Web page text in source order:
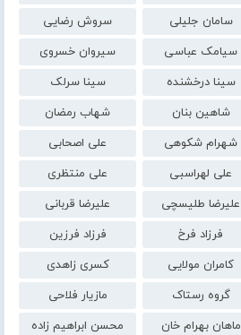
سامان جلیلی
سروش رضایی
سیامک عباسی
سیروان خسروی
سینا درخشنده
سینا سرلک
شاهین بنان
شهاب رمضان
شهرام شکوهی
علی اصحابی
علی لهراسبی
علی منتظری
علیرضا طلیسچی
علیرضا قربانی
فرزاد فرخ
فرزاد فرزین
کامران مولایی
کسری زاهدی
گروه رستاک
مازیار فلاحی
ماهان بهرام خان
محسن ابراهیم زاده